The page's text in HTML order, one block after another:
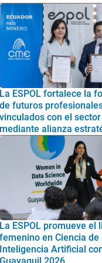
La ESPOL fortalece la
de futuros
vinculados con el
mediante alianza
La ESPOL promueve el
femenino en Ciencia de
Inteligencia Artificial